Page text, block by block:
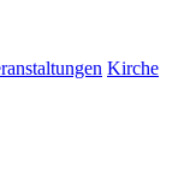
Kirche